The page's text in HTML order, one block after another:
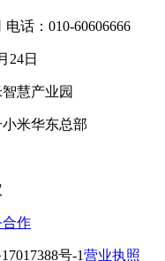
话：010-60606666
24日
慧产业园
米华东总部
作
号-1营业执照